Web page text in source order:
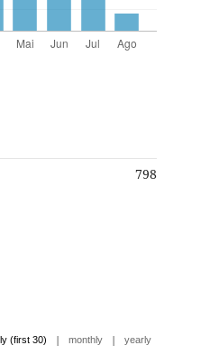
798
(first 30) | monthly | yearly